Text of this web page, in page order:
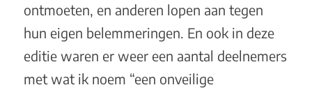
ontmoeten, en anderen lopen aan tegen
hun eigen belemmeringen. En ook in deze
editie waren er weer een aantal deelnemers
met wat ik noem “een onveilige